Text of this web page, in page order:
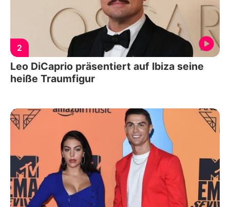
2
Leo DiCaprio präsentiert auf Ibiza seine
heiße Traumfigur